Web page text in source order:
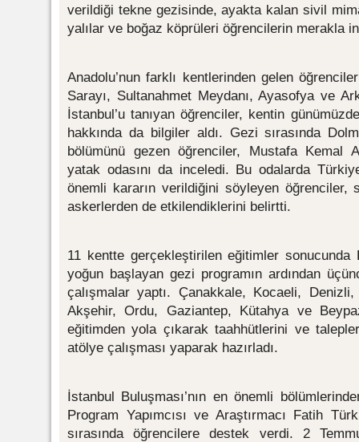
verildiği tekne gezisinde, ayakta kalan sivil
yalılar ve boğaz köprüleri öğrencilerin merakla
Anadolu’nun farklı kentlerinden gelen
Sarayı, Sultanahmet Meydanı, Ayasofya ve
İstanbul’u tanıyan öğrenciler, kentin
hakkında da bilgiler aldı. Gezi sırasında
bölümünü gezen öğrenciler, Mustafa Kemal
yatak odasını da inceledi. Bu odalarda
önemli kararın verildiğini söyleyen öğrenciler,
askerlerden de etkilendiklerini belirtti.
11 kentte gerçekleştirilen eğitimler
yoğun başlayan gezi programın ardından
çalışmalar yaptı. Çanakkale, Kocaeli,
Akşehir, Ordu, Gaziantep, Kütahya ve
eğitimden yola çıkarak taahhütlerini ve
atölye çalışması yaparak hazırladı.
İstanbul Buluşması’nın en önemli
Program Yapımcısı ve Araştırmacı Fatih
sırasında öğrencilere destek verdi. 2